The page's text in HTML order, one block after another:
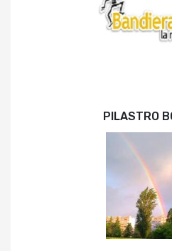
PILASTRO